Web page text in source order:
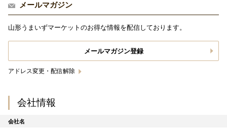
メールマガジン
山形うまいずマーケットのお得な情報を配信しております。
メールマガジン登録
アドレス変更・配信解除
会社情報
会社名